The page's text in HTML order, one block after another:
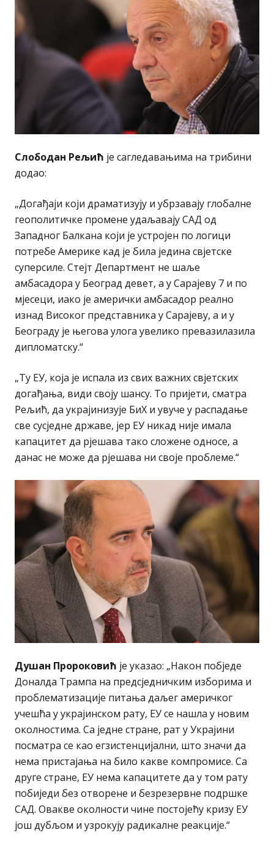
Слободан Рељић је сагледавањима на трибини
додао:
„Догађаји који драматизују и убрзавају глобалне
геополитичке промене удаљавају САД од
Западног Балкана који је устројен по логици
потребе Америке кад је била једина свјетске
суперсиле. Стејт Департмент не шаље
амбасадора у Београд девет, а у Сарајеву 7 и по
мјесеци, иако је амерички амбасадор реално
изнад Високог представника у Сарајеву, а и у
Београду је његова улога увелико превазилазила
дипломатску.“
„Ту ЕУ, која је испала из свих важних свјетских
догађања, види своју шансу. То пријети, сматра
Рељић, да украјинизује БиХ и увуче у распадање
све сусједне државе, јер ЕУ никад није имала
капацитет да рјешава тако сложене односе, а
данас не може да рјешава ни своје проблеме.“
Душан Пророковић је указао: „Након побједе
Доналда Трампа на предсједничким изборима и
проблематизације питања даљег америчког
учешћа у украјинском рату, ЕУ се нашла у новим
околностима. Са једне стране, рат у Украјини
посматра се као егзистенцијални, што значи да
нема пристајања на било какве компромисе. Са
друге стране, ЕУ нема капацитете да у том рату
побиједи без отворене и безрезервне подршке
САД. Овакве околности чине постојећу кризу ЕУ
још дубљом и узрокују радикалне реакције.“